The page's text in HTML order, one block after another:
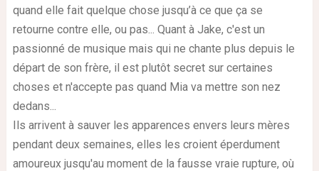
quand elle fait quelque chose jusqu’à ce que ça se
retourne contre elle, ou pas... Quant à Jake, c'est un
passionné de musique mais qui ne chante plus depuis le
départ de son frère, il est plutôt secret sur certaines
choses et n'accepte pas quand Mia va mettre son nez
dedans...
Ils arrivent à sauver les apparences envers leurs mères
pendant deux semaines, elles les croient éperdument
amoureux jusqu'au moment de la fausse vraie rupture, où